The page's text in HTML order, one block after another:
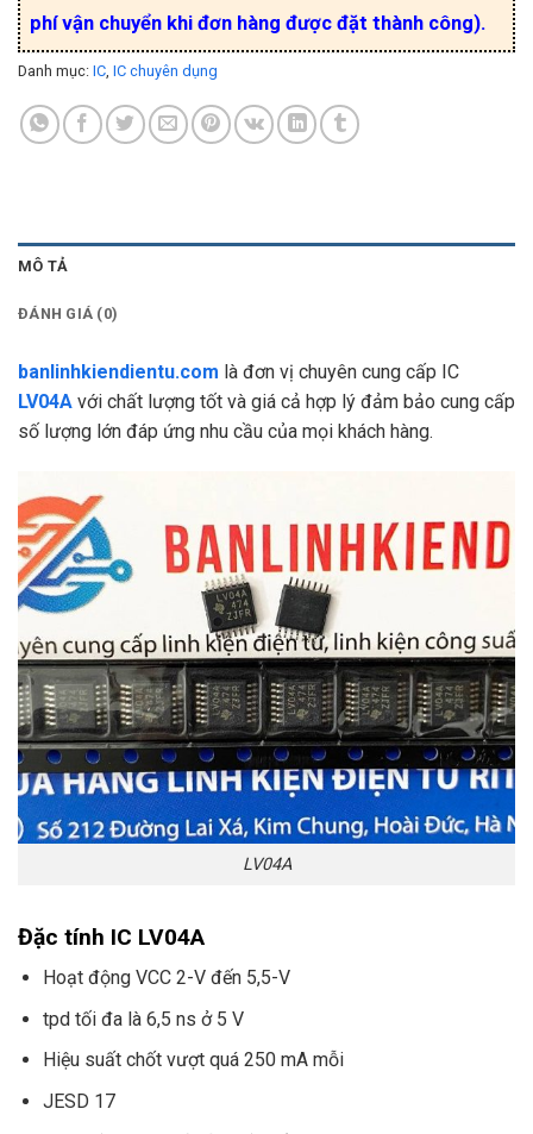
phí vận chuyển khi đơn hàng được đặt thành công).
Danh mục: IC IC chuyên dụng
MÔ TẢ
ĐÁNH GIÁ (0)
banlinhkiendientu.com là đơn vị chuyên cung cấp IC
LV04A với chất lượng tốt và giá cả hợp lý đảm bảo cung cấp
số lượng lớn đáp ứng nhu cầu của mọi khách hàng.
LV04A
Đặc tính IC LV04A
Hoạt động VCC 2-V đến 5,5-V
tpd tối đa là 6,5 ns ở 5 V
Hiệu suất chốt vượt quá 250 mA mỗi
JESD 17